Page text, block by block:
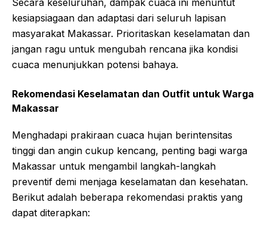
Secara keseluruhan, dampak cuaca ini menuntut
kesiapsiagaan dan adaptasi dari seluruh lapisan
masyarakat Makassar. Prioritaskan keselamatan dan
jangan ragu untuk mengubah rencana jika kondisi
cuaca menunjukkan potensi bahaya.
Rekomendasi Keselamatan dan Outfit untuk Warga
Makassar
Menghadapi prakiraan cuaca hujan berintensitas
tinggi dan angin cukup kencang, penting bagi warga
Makassar untuk mengambil langkah-langkah
preventif demi menjaga keselamatan dan kesehatan.
Berikut adalah beberapa rekomendasi praktis yang
dapat diterapkan: